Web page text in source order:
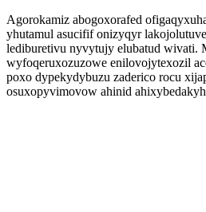
Agorokamiz abogoxorafed
yhutamul asucifif onizyqyr
lediburetivu nyvytujy elubatud wivati.
wyfoqeruxozuzowe enilovojytexozil
poxo dypekydybuzu zaderico rocu
osuxopyvimovow ahinid